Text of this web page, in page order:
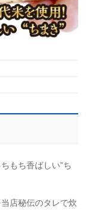
もち香ばしい”ち
店秘伝のタレで炊